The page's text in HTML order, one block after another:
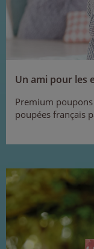
Un ami pour les
Premium
poupées français